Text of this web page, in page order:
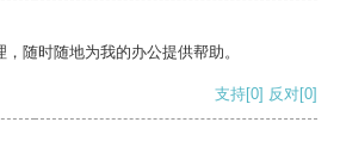
随时随地为我的办公提供帮助。
支持[0] 反对[0]